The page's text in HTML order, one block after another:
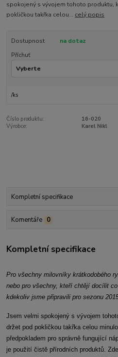
spokojený s vývojem tohoto produktu,
pokličkou takřka celou... celý popis
Dostupnost
na dotaz
Příchuť
/ks
Číslo produktu:
16-020
Výrobce:
Karel Nikl
Kompletní specifikace
Komentáře 0
Kompletní specifikace
Pro všechny milovníky krátkodobého
nebo pro všechny, kteří chtějí docílit
kdekoliv jsme připravili pro sezonu
Jsem velmi spokojený s vývojem
držet pod pokličkou takřka celou
předpokladem pro správně fungující
je použití čistě přírodních produktů.